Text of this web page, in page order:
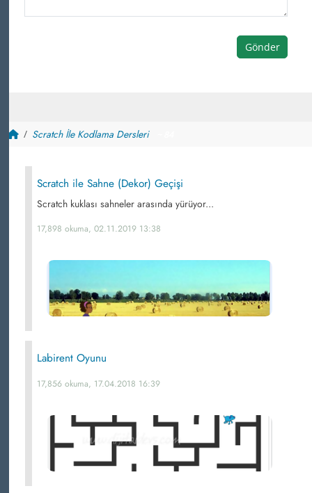
Gönder
Scratch İle Kodlama Dersleri
Scratch ile Sahne (Dekor) Geçişi
Scratch kuklası sahneler arasında yürüyor...
17,898 okuma, 02.11.2019 13:38
Labirent Oyunu
17,856 okuma, 17.04.2018 16:39